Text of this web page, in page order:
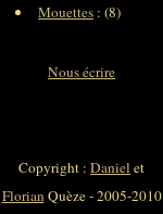
Mouettes : (8)
Nous écrire
Copyright : Daniel et
FlorianQuèze - 2005-2010